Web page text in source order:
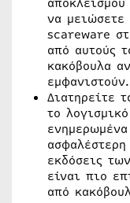
να μειώσετε
scareware
από αυτούς
κακόβουλα
εμφανιστούν.
Διατηρείτε
το
εκδόσεις
είναι πιο
από